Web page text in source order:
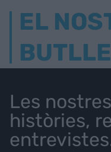
EL
Les
històries,